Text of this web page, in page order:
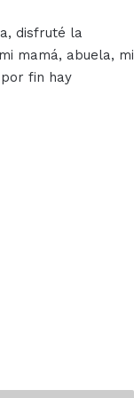
disfruté la
mamá, abuela, mi
fin hay